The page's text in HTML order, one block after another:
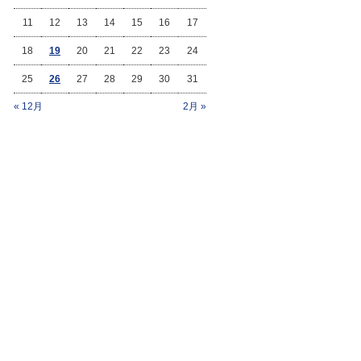
« 12月 2月 »
11 12 13 14 15 16 17
18 19 20 21 22 23 24
25 26 27 28 29 30 31